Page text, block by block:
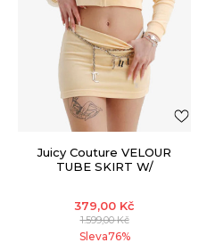
Juicy Couture VELOUR
TUBE SKIRT W/
379,00 Kč
1.599,00Kč
Sleva76%